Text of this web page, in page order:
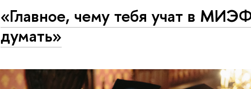
«Главное, чему тебя учат в
думать»